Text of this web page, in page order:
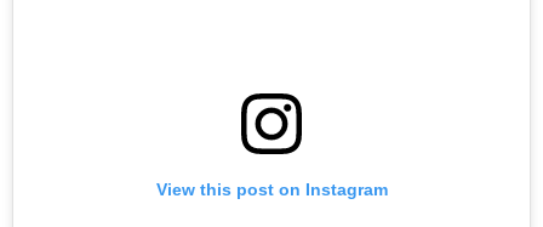
View this post on Instagram